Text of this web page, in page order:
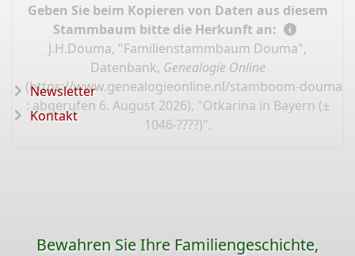
Geben Sie beim Kopieren von Daten aus diesem
Stammbaum bitte die Herkunft an:
J.H.Douma, "Familienstammbaum Douma",
Datenbank, Genealogie Online
(https://www.genealogieonline.nl/stamboom-douma/
: abgerufen 6. August 2026), "Otkarina in Bayern (±
1046-????)".
Newsletter
Kontakt
Bewahren Sie Ihre Familiengeschichte,